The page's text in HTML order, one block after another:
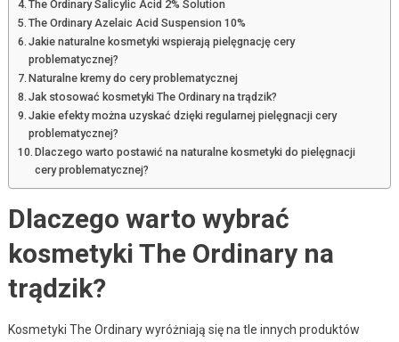
The Ordinary Salicylic Acid 2% Solution
The Ordinary Azelaic Acid Suspension 10%
Jakie naturalne kosmetyki wspierają pielęgnację cery
problematycznej?
Naturalne kremy do cery problematycznej
Jak stosować kosmetyki The Ordinary na trądzik?
Jakie efekty można uzyskać dzięki regularnej pielęgnacji cery
problematycznej?
Dlaczego warto postawić na naturalne kosmetyki do pielęgnacji
cery problematycznej?
Dlaczego warto wybrać
kosmetyki The Ordinary na
trądzik?
Kosmetyki The Ordinary wyróżniają się na tle innych produktów